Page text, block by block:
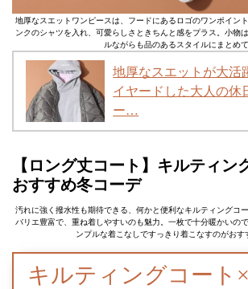
地厚なスエットワンピースは、フードにあるロゴのワンポイン
ンクのシャツを入れ、可愛らしさときちんと感をプラス。小物
ルながらも品のあるスタイルにまとめて
地厚なスエットが大活
イヤードした大人の休
ー…
【ロング丈コート】キルティン
おすすめ冬コーデ
汚れに強く撥水性も期待できる、何かと便利なキルティングコ
バリエ豊富で、重ね着しやすいのも魅力。一枚で十分暖かいの
ンプルな着こなしですっきり着こなすのがおす
キルティングコート